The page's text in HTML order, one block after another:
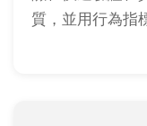
質，並用行為指